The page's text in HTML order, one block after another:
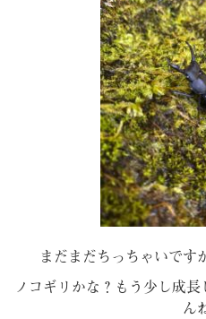
まだまだちっちゃいです
ノコギリかな？もう少し成
ん